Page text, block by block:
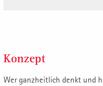
Konzept
Wer ganzheitlich denkt und